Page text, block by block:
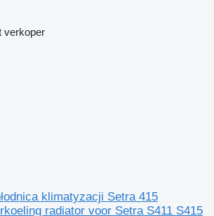
verkoper
klimatyzacji Setra 415
radiator voor Setra S411 S415